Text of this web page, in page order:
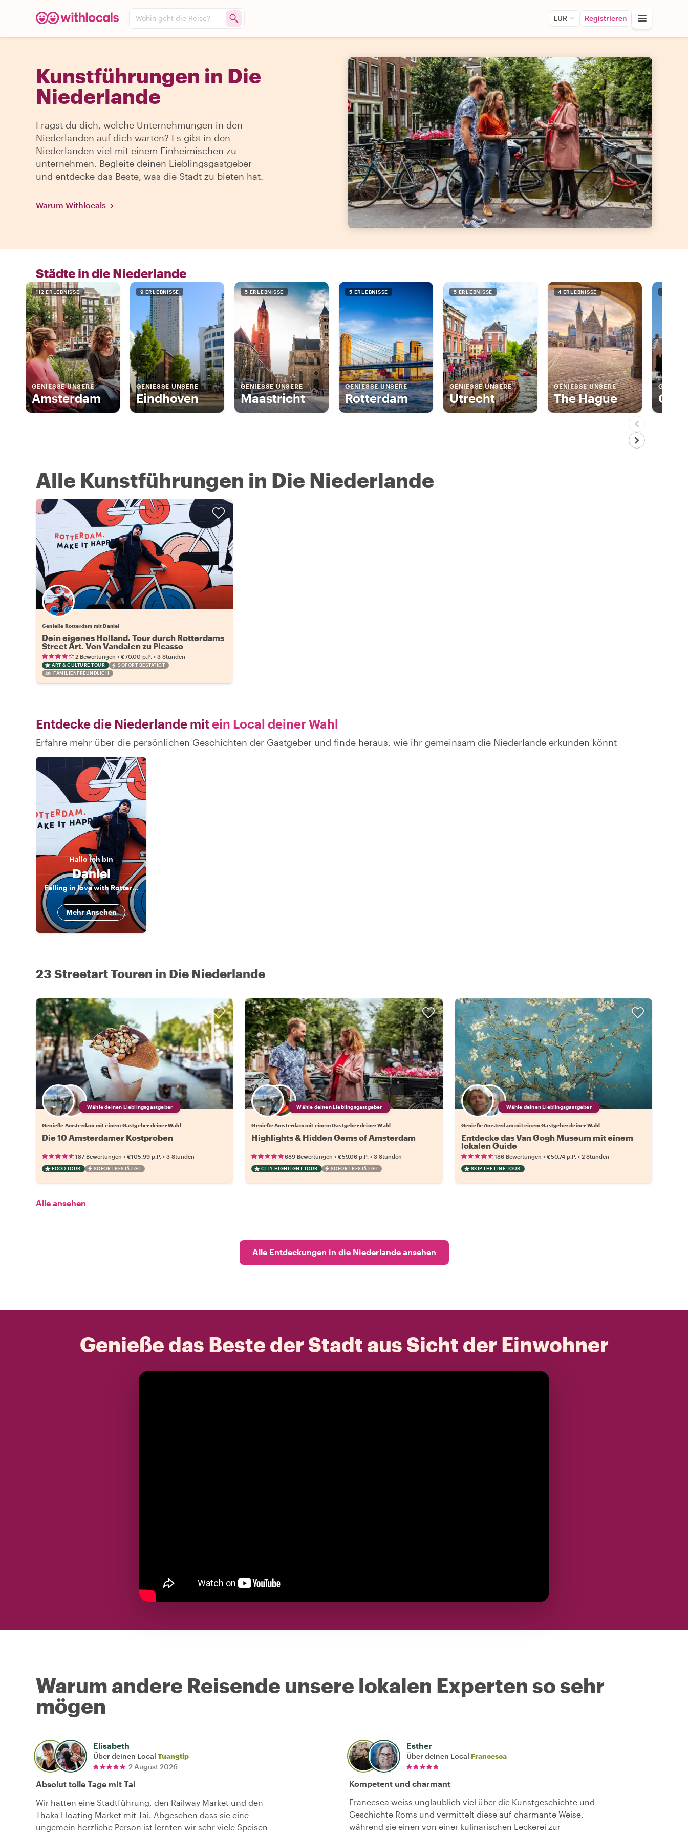
Wohin geht die Reise? EUR Registrieren
Kunstführungen in Die
Niederlande
Fragst du dich, welche Unternehmungen in den
Niederlanden auf dich warten? Es gibt in den
Niederlanden viel mit einem Einheimischen zu
unternehmen. Begleite deinen Lieblingsgastgeber
und entdecke das Beste, was die Stadt zu bieten hat.
Warum Withlocals
Städte in die Niederlande
112 ERLEBNISSE
GENIESSE UNSERE
Amsterdam
9 ERLEBNISSE
GENIESSE UNSERE
Eindhoven
5 ERLEBNISSE
GENIESSE UNSERE
Maastricht
5 ERLEBNISSE
GENIESSE UNSERE
Rotterdam
5 ERLEBNISSE
GENIESSE UNSERE
Utrecht
4 ERLEBNISSE
GENIESSE UNSERE
The Hague
Alle Kunstführungen in Die Niederlande
Genieße Rotterdam mit Daniel
Dein eigenes Holland. Tour durch Rotterdams
Street Art. Von Vandalen zu Picasso
2 Bewertungen • €70.00 p.P. • 3 Stunden
ART & CULTURE TOUR
SOFORT BESTÄTIGT
FAMILIENFREUNDLICH
Entdecke die Niederlande mitein Local deiner Wahl
Erfahre mehr über die persönlichen Geschichten der Gastgeber und finde heraus, wie ihr gemeinsam die Niederlande erkunden könnt
HalloIch bin
Daniel
Falling in love with Rotterdam
Mehr Ansehen
23 Streetart Touren in Die Niederlande
Wähle deinen Lieblingsgastgeber
Genieße Amsterdam mit einem Gastgeber deiner Wahl
Die 10 Amsterdamer Kostproben
187 Bewertungen • €105.99 p.P. • 3 Stunden
FOOD TOUR SOFORT BESTÄTIGT
Wähle deinen Lieblingsgastgeber
Genieße Amsterdam mit einem Gastgeber deiner Wahl
Highlights & Hidden Gems of Amsterdam
689 Bewertungen •€59.06 p.P. •3 Stunden
CITY HIGHLIGHT TOUR SOFORT BESTÄTIGT
Wähle deinen Lieblingsgastgeber
Genieße Amsterdam mit einem Gastgeber deiner Wahl
Entdecke das Van Gogh Museum mit einem
lokalen Guide
186 Bewertungen • €50.74 p.P. • 2 Stunden
SKIP THE LINE TOUR
Alle ansehen
Alle Entdeckungen in die Niederlande ansehen
Genieße das Beste der Stadt aus Sicht der Einwohner
Warum andere Reisende unsere lokalen Experten so sehr
mögen
Elisabeth
Über deinen Local Tuangtip
2 August 2026
Absolut tolle Tage mit Tai
Wir hatten eine Stadtführung, den Railway Market und den
Thaka Floating Market mit Tai. Abgesehen dass sie eine
ungemein herzliche Person ist lernten wir sehr viele Speisen
Esther
Über deinen Local Francesca
Kompetent und charmant
Francesca weiss unglaublich viel über die Kunstgeschichte und
Geschichte Roms und vermittelt diese auf charmante Weise,
während sie einen von einer kulinarischen Leckerei zur